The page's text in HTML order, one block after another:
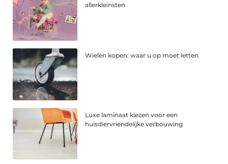
allerkleinsten
Wielen kopen: waar u op moet letten
Luxe laminaat kiezen voor een
huisdiervriendelijke verbouwing